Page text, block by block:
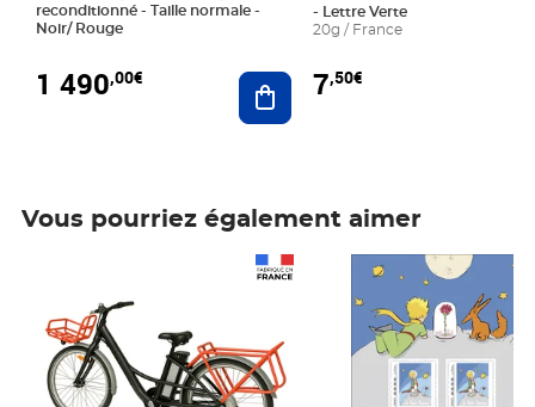
reconditionné - Taille normale -
Noir/ Rouge
1 490,00€ Ajouter au panier
- Lettre Verte
20g / France
7,50€
Vous pourriez également aimer
Prix 7,50€